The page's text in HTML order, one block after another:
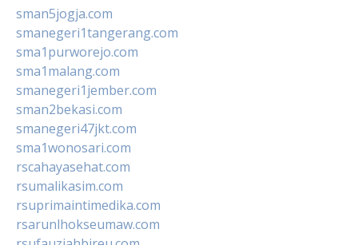
sman5jogja.com
smanegeri1tangerang.com
sma1purworejo.com
sma1malang.com
smanegeri1jember.com
sman2bekasi.com
smanegeri47jkt.com
sma1wonosari.com
rscahayasehat.com
rsumalikasim.com
rsuprimaintimedika.com
rsarunlhokseumaw.com